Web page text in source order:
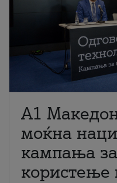
A1
моќна
кампања
користење